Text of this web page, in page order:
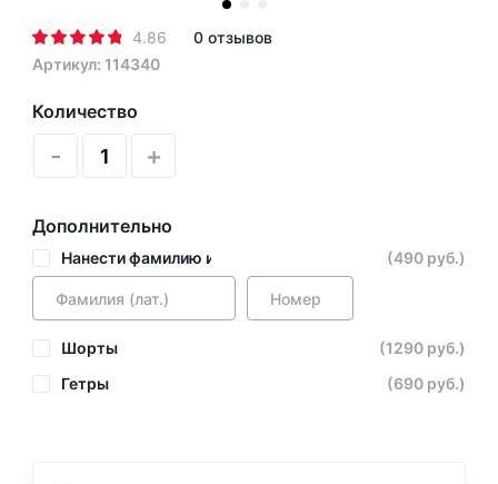
4.86
0 отзывов
Артикул: 114340
Количество
- +
Дополнительно
Нанести фамилию и номер (490 руб.)
Шорты
(1290 руб.)
Гетры
(690 руб.)